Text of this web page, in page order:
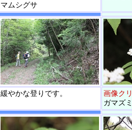
マムシグサ
緩やかな登りです。
画像ク
ガマズ